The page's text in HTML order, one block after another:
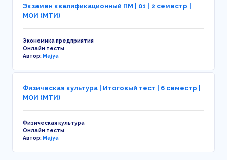
Экзамен квалификационный ПМ | 01 | 2 семестр |
МОИ (МТИ)
Экономика предприятия
Онлайн тесты
Автор:Majya
Физическая культура | Итоговый тест | 6 семестр |
МОИ (МТИ)
Физическая культура
Онлайн тесты
Автор:Majya